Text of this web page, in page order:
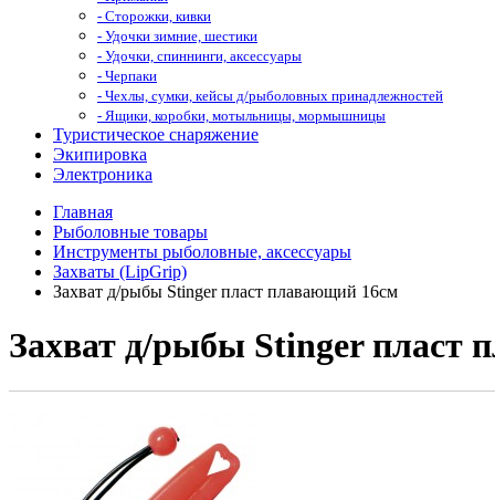
- Сторожки, кивки
- Удочки зимние, шестики
- Удочки, спиннинги, аксессуары
- Черпаки
- Чехлы, сумки, кейсы д/рыболовных принадлежностей
- Ящики, коробки, мотыльницы, мормышницы
Туристическое снаряжение
Экипировка
Электроника
Главная
Рыболовные товары
Инструменты рыболовные, аксессуары
Захваты (LipGrip)
Захват д/рыбы Stinger пласт плавающий 16см
Захват д/рыбы Stinger пласт